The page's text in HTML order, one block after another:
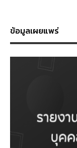
ข้อมูลเผยแพร่